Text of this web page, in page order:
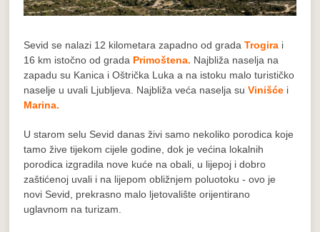
Sevid se nalazi 12 kilometara zapadno od gradaTrogira i
16 km istočno od grada Primoštena. Najbliža naselja na
zapadu su Kanica i Oštrička Luka a na istoku malo turističko
naselje u uvali Ljubljeva. Najbliža veća naselja suVinišće i
Marina.
U starom selu Sevid danas živi samo nekoliko porodica koje
tamo žive tijekom cijele godine, dok je većina lokalnih
porodica izgradila nove kuće na obali, u lijepoj i dobro
zaštićenoj uvali i na lijepom obližnjem poluotoku - ovo je
novi Sevid, prekrasno malo ljetovalište orijentirano
uglavnom na turizam.